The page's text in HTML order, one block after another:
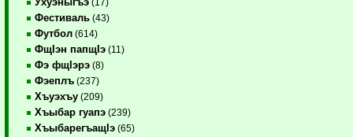
(17)
Фестиваль (43)
Футбол (614)
ФщIэн папщIэ (11)
Фэ фщIэрэ (8)
Фэеплъ (237)
Хъуэхъу (209)
Хъыбар гуапэ (239)
ХъыбарегъащIэ (65)